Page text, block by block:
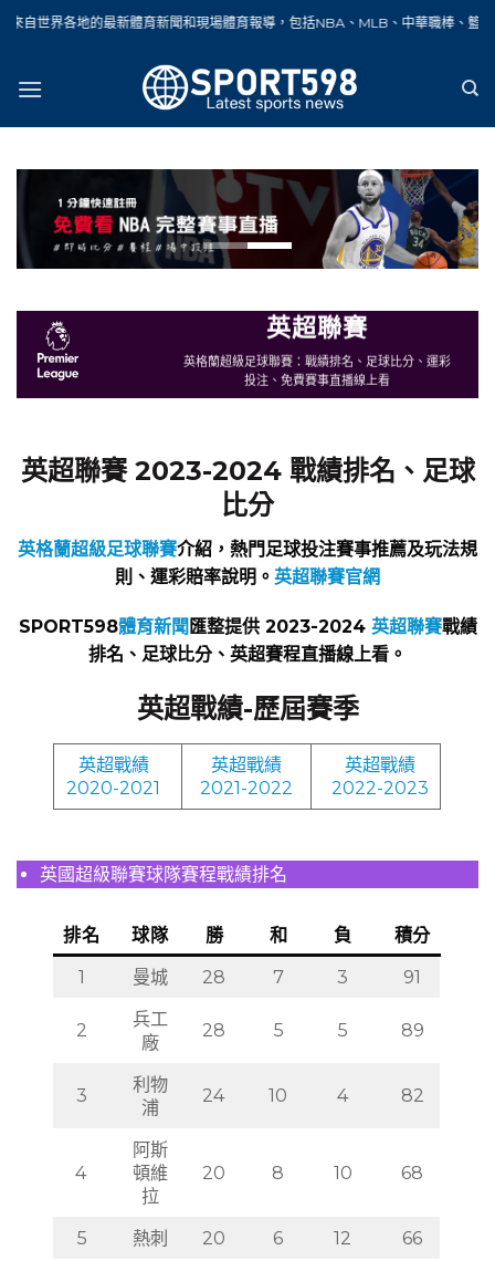
Skip
體育新聞和現場體育報導，包括NBA、MLB、中華職棒、籃球、網球、足球、
英超聯賽
英格蘭超級足球聯賽：戰績排名、足球比分、運彩
投注、免費賽事直播線上看
英超聯賽 2023-2024 戰績排名、足球
比分
英格蘭超級足球聯賽介紹，熱門足球投注賽事推薦及玩法規
則、運彩賠率說明。 英超聯賽官網
SPORT598體育新聞匯整提供 2023-2024 英超聯賽戰績
排名、足球比分、英超賽程直播線上看。
英超戰績-歷屆賽季
英超戰績
2020-2021
英超戰績
2021-2022
英超戰績
2022-2023
英國超級聯賽球隊賽程戰績排名
排名 球隊 勝 和 負
積分
1
曼城 28 7 3 91
2
兵工
廠
28 5 5 89
3
利物
浦
24 10 4 82
4
阿斯
頓維
拉
20 8 10 68
5 熱刺 20 6 12 66